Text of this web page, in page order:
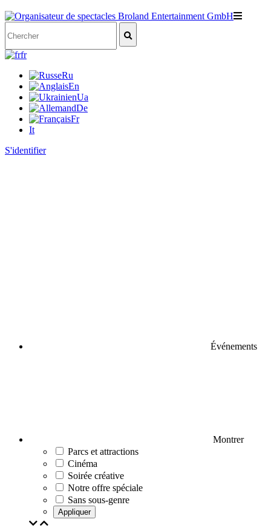
fr
Ru
En
Ua
De
Fr
It
S'identifier
Événements
Montrer
Parcs et attractions
Cinéma
Soirée créative
Notre offre spéciale
Sans sous-genre
Appliquer